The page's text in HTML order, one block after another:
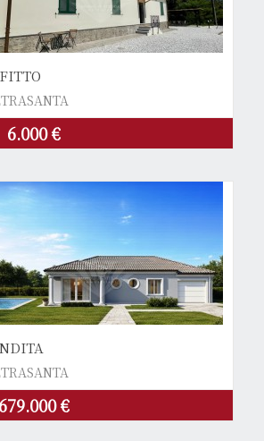
6.000 €
679.000 €